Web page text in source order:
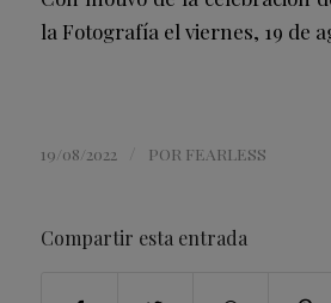
la Fotografía el viernes, 19 de
19/08/2022 POR FEARLESS
Compartir esta entrada